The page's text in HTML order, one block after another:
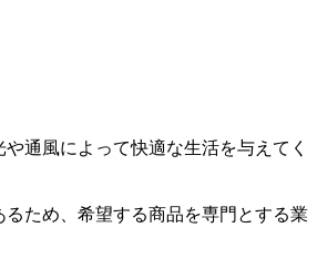
通風によって快適な生活を与えてく
ため、希望する商品を専門とする業